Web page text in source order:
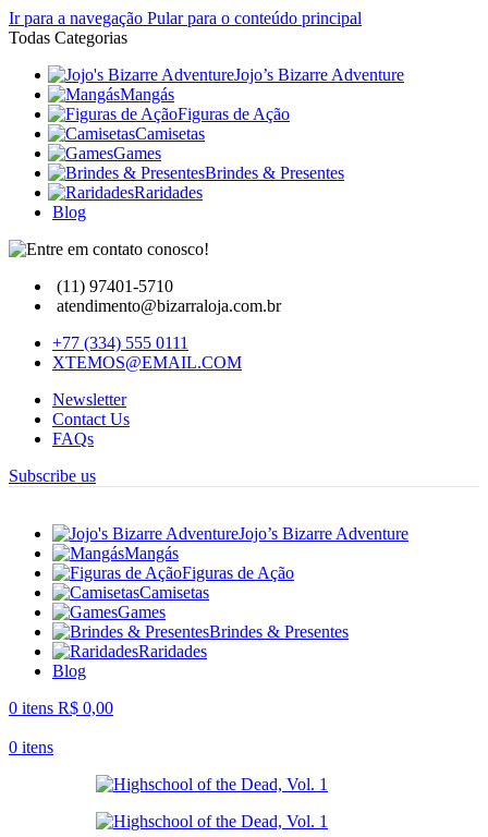
Ir para a navegação Pular para o conteúdo principal
Todas Categorias
Jojo’s Bizarre Adventure
Mangás
Figuras de Ação
Camisetas
Games
Brindes & Presentes
Raridades
Blog
(11) 97401-5710
atendimento@bizarraloja.com.br
+77 (334) 555 0111
XTEMOS@EMAIL.COM
Newsletter
Contact Us
FAQs
Subscribe us
Jojo’s Bizarre Adventure
Mangás
Figuras de Ação
Camisetas
Games
Brindes & Presentes
Raridades
Blog
0 itens R$ 0,00
0 itens